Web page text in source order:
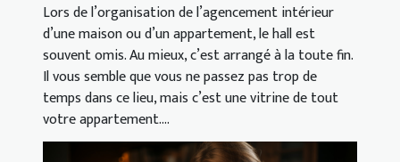
Lors de l’organisation de l’agencement intérieur
d’une maison ou d’un appartement, le hall est
souvent omis. Au mieux, c’est arrangé à la toute fin.
Il vous semble que vous ne passez pas trop de
temps dans ce lieu, mais c’est une vitrine de tout
votre appartement....